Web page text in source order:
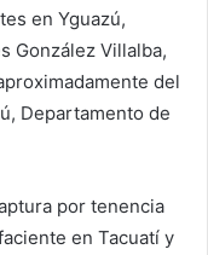
en Yguazú,
González Villalba,
del
Departamento de
por tenencia
en Tacuatí y